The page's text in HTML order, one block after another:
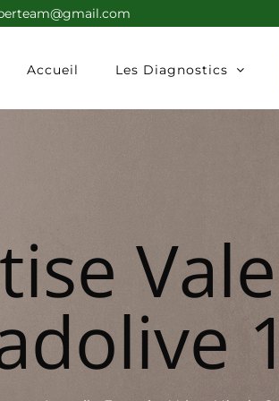
Accueil Les Diagnostics